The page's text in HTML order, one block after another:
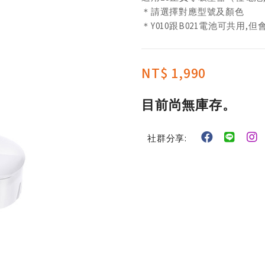
＊請選擇對應型號及顏色
＊Y010跟B021電池可共用,但
NT$ 1,990
目前尚無庫存。
社群分享: